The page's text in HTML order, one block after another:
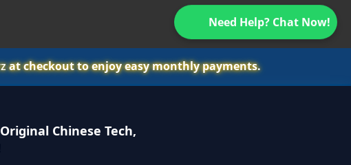
Need Help? Chat Now!
at checkout to enjoy easy monthly payments.
Chinese Tech,